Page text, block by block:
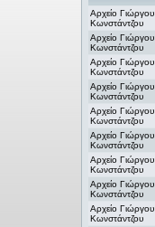
Αρχείο Γιώργου
Κωνστάντζου
Αρχείο Γιώργου
Κωνστάντζου
Αρχείο Γιώργου
Κωνστάντζου
Αρχείο Γιώργου
Κωνστάντζου
Αρχείο Γιώργου
Κωνστάντζου
Αρχείο Γιώργου
Κωνστάντζου
Αρχείο Γιώργου
Κωνστάντζου
Αρχείο Γιώργου
Κωνστάντζου
Αρχείο Γιώργου
Κωνστάντζου